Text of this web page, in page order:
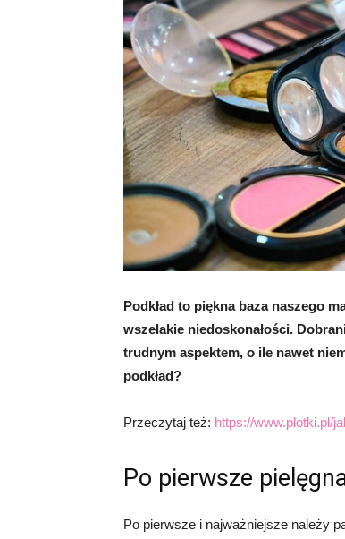
Podkład to piękna baza naszego
wszelakie niedoskonałości.
trudnym aspektem, o ile nawet
podkład?
Przeczytaj też: https://www.plotki.pl/
Po pierwsze
Po pierwsze i najważniejsze należy